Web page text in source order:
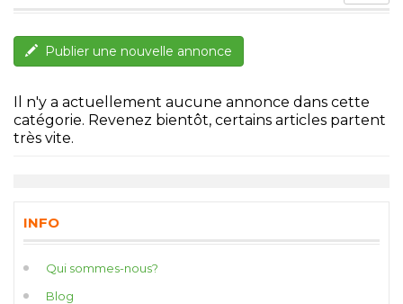
Publier une nouvelle annonce
Il n'y a actuellement aucune annonce dans cette
catégorie. Revenez bientôt, certains articles partent
très vite.
INFO
Qui sommes-nous?
Blog